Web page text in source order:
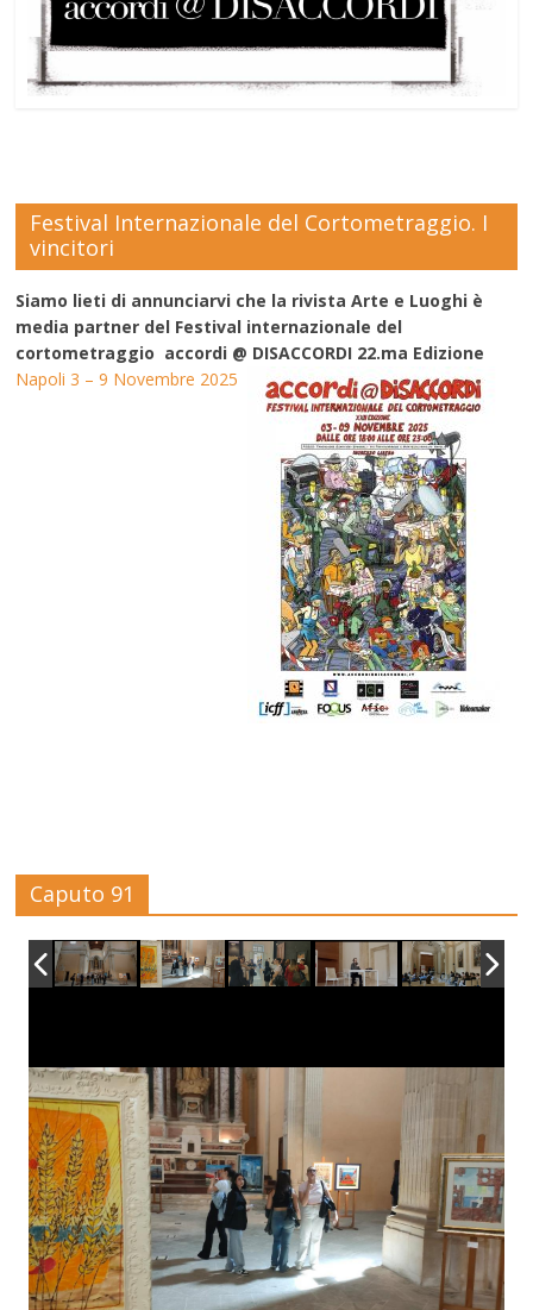
Festival Internazionale del Cortometraggio. I
vincitori
Siamo lieti di annunciarvi che la rivista Arte e Luoghi è
media partner del Festival internazionale del
cortometraggio accordi @ DISACCORDI 22.ma Edizione
Napoli 3 – 9 Novembre 2025
Caputo 91